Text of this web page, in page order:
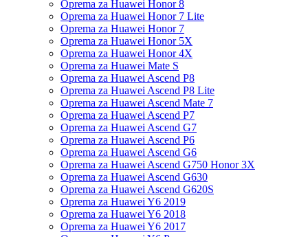
Oprema za Huawei Honor 8
Oprema za Huawei Honor 7 Lite
Oprema za Huawei Honor 7
Oprema za Huawei Honor 5X
Oprema za Huawei Honor 4X
Oprema za Huawei Mate S
Oprema za Huawei Ascend P8
Oprema za Huawei Ascend P8 Lite
Oprema za Huawei Ascend Mate 7
Oprema za Huawei Ascend P7
Oprema za Huawei Ascend G7
Oprema za Huawei Ascend P6
Oprema za Huawei Ascend G6
Oprema za Huawei Ascend G750 Honor 3X
Oprema za Huawei Ascend G630
Oprema za Huawei Ascend G620S
Oprema za Huawei Y6 2019
Oprema za Huawei Y6 2018
Oprema za Huawei Y6 2017